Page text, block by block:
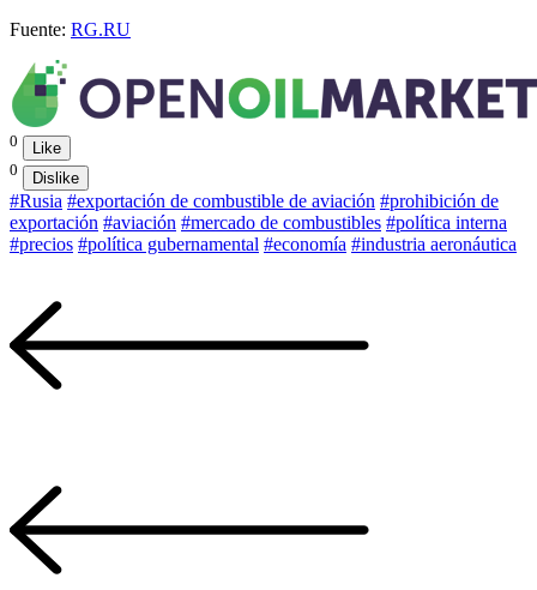
Fuente: RG.RU
0
Like
0
Dislike
#Rusia #exportación de combustible de aviación #prohibición de
exportación #aviación #mercado de combustibles #política interna
#precios #política gubernamental #economía #industria aeronáutica